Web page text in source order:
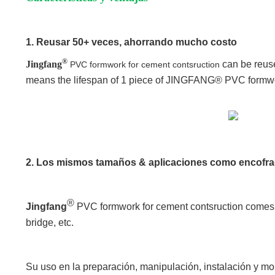
1. Reusar 50+ veces, ahorrando mucho costo
Jingfang® PVC formwork for cement contsruction can be
means the lifespan of 1 piece of JINGFANG® PVC
2. Los mismos tamaños & aplicaciones como
Jingfang® PVC formwork for cement contsruction
bridge, etc.
Su uso en la preparación, manipulación, instalación y